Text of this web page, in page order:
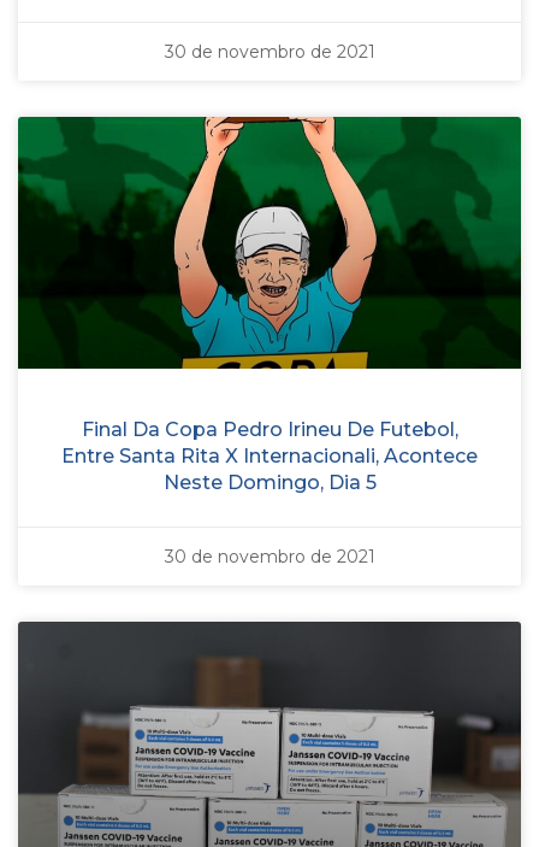
30 de novembro de 2021
Final Da Copa Pedro Irineu De Futebol,
Entre Santa Rita X Internacionali, Acontece
Neste Domingo, Dia 5
30 de novembro de 2021